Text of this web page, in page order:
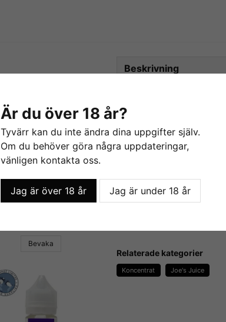
Bevaka
Beskrivning
Beskrivning av
Creme Kong
Joe's Juice är en brittisk
Välkända inom Vape-
veteraner med otroligt
kvalité så levererar dem
Flaskan innehåller 30ml
Relaterade kategorier
Koncentrat Joe's Juice
Är du över 18 år?
Tyvärr kan du inte ändra dina uppgifter själv.
Om du behöver göra några uppdateringar,
vänligen kontakta oss.
Jag är över 18 år Jag är under 18 år